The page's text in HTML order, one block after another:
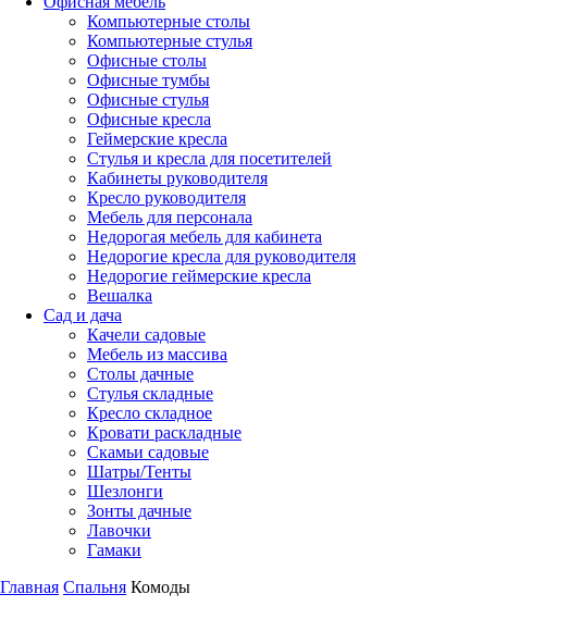
Компьютерные столы
Компьютерные стулья
Офисные столы
Офисные тумбы
Офисные стулья
Офисные кресла
Геймерские кресла
Стулья и кресла для посетителей
Кабинеты руководителя
Кресло руководителя
Мебель для персонала
Недорогая мебель для кабинета
Недорогие кресла для руководителя
Недорогие геймерские кресла
Вешалка
Сад и дача
Качели садовые
Мебель из массива
Столы дачные
Стулья складные
Кресло складное
Кровати раскладные
Скамьи садовые
Шатры/Тенты
Шезлонги
Зонты дачные
Лавочки
Гамаки
Главная Спальня Комоды